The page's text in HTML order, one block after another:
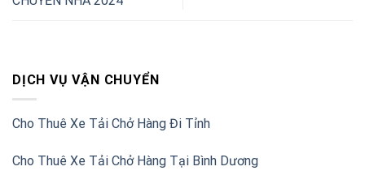
DỊCH VỤ VẬN CHUYỂN
Cho Thuê Xe Tải Chở Hàng Đi Tỉnh
Cho Thuê Xe Tải Chở Hàng Tại Bình Dương